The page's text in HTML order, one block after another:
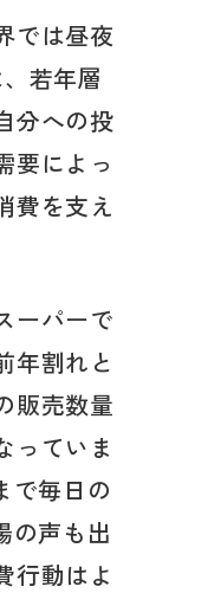
では昼夜
若年層
分への投
要によっ
費を支え
ーパーで
年割れと
販売数量
っていま
で毎日の
の声も出
行動はよ